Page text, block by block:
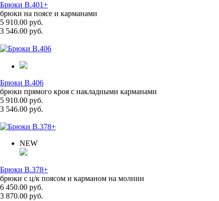
Брюки B.401+
брюки на поясе и карманами
5 910.00 руб.
3 546.00 руб.
Брюки B.406
брюки прямого кроя с накладными карманами
5 910.00 руб.
3 546.00 руб.
NEW
Брюки B.378+
брюки с ц/к поясом и карманом на молнии
6 450.00 руб.
3 870.00 руб.